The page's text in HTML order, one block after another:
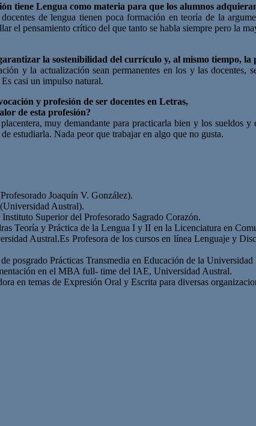
tiene Lengua como materia para que los alumnos
de lengua tienen poca formación en teoría de la
el pensamiento crítico del que tanto se habla siempre pero la
la sostenibilidad del currículo y, al mismo tiempo,
y la actualización sean permanentes en los y las
casi un impulso natural.
y profesión de ser docentes en Letras,
de esta profesión?
muy demandante para practicarla bien y los sueldos
estudiarla. Nada peor que trabajar en algo que no gusta.
Joaquín V. González).
Austral).
Superior del Profesorado Sagrado Corazón.
Teoría y Práctica de la Lengua I y II en la Licenciatura en
Austral.Es Profesora de los cursos en línea Lenguaje y
posgrado Prácticas Transmedia en Educación de la
en el MBA full- time del IAE, Universidad Austral.
en temas de Expresión Oral y Escrita para diversas